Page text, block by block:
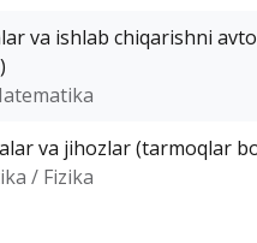
va ishlab chiqarishni
va jihozlar (tarmoqlar
/ Fizika